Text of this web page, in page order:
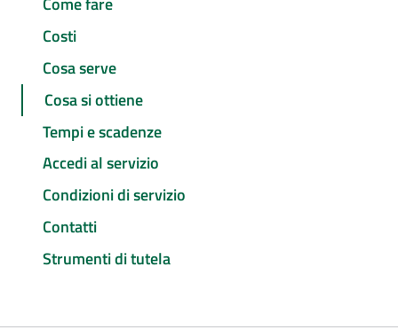
Costi
Cosa serve
Cosa si ottiene
Tempi e scadenze
Accedi al servizio
Condizioni di servizio
Contatti
Strumenti di tutela